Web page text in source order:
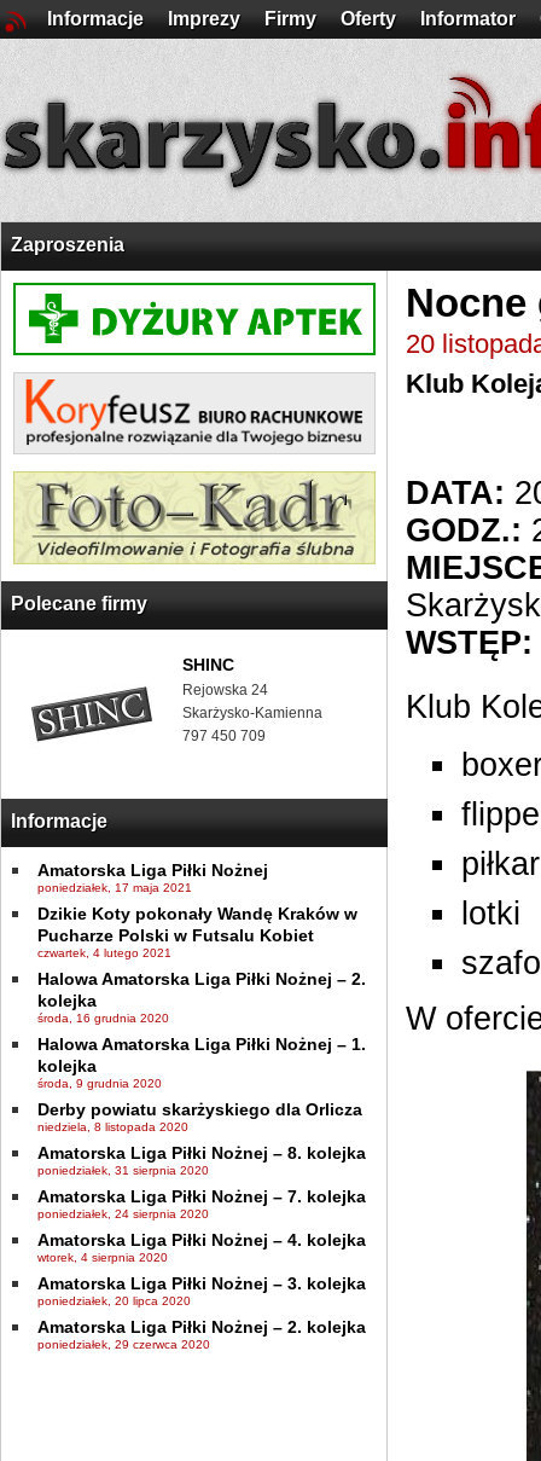
Informacje Imprezy Firmy Oferty Informator
Zaproszenia
Polecane firmy
SHINC
Rejowska 24
Skarżysko-Kamienna
797 450 709
Informacje
Amatorska Liga Piłki Nożnej
poniedziałek, 17 maja 2021
Dzikie Koty pokonały Wandę Kraków w
Pucharze Polski w Futsalu Kobiet
czwartek, 4 lutego 2021
Halowa Amatorska Liga Piłki Nożnej – 2.
kolejka
środa, 16 grudnia 2020
Halowa Amatorska Liga Piłki Nożnej – 1.
kolejka
środa, 9 grudnia 2020
Derby powiatu skarżyskiego dla Orlicza
niedziela, 8 listopada 2020
Amatorska Liga Piłki Nożnej – 8. kolejka
poniedziałek, 31 sierpnia 2020
Amatorska Liga Piłki Nożnej – 7. kolejka
poniedziałek, 24 sierpnia 2020
Amatorska Liga Piłki Nożnej – 4. kolejka
wtorek, 4 sierpnia 2020
Amatorska Liga Piłki Nożnej – 3. kolejka
poniedziałek, 20 lipca 2020
Amatorska Liga Piłki Nożnej – 2. kolejka
poniedziałek, 29 czerwca 2020
20
Klub
DATA:
GODZ.:
WSTĘP:
Klub
lotki
W